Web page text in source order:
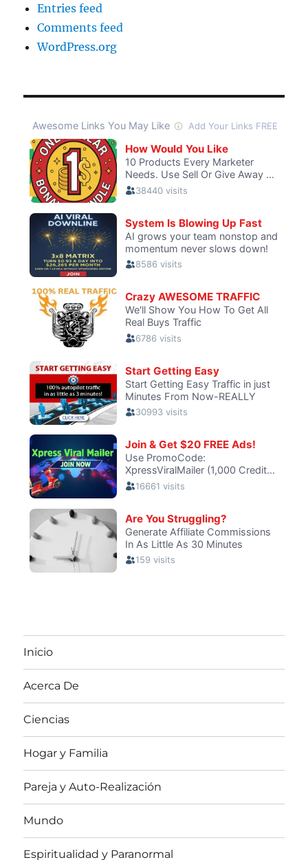
Entries feed
Comments feed
WordPress.org
Inicio
Acerca De
Ciencias
Hogar y Familia
Pareja y Auto-Realización
Mundo
Espiritualidad y Paranormal